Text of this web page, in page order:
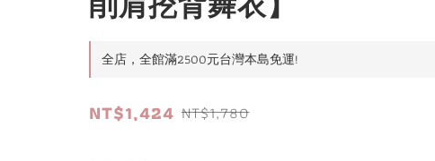
全店，全館滿2500元台灣本島免運!
NT$1,424 NT$1,780